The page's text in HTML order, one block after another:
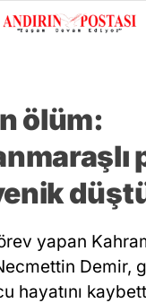
ölüm:
yapan
Demir,
hayatını